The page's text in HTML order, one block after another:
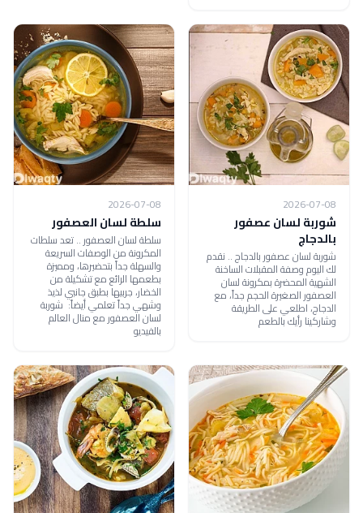
2026-07-08
شوربة لسان عصفور
بالدجاج
شوربة لسان عصفور بالدجاج .. نقدم
لك اليوم وصفة المقبلات الساخنة
الشهية المحضرة بمكرونة لسان
العصفور الصغيرة الحجم جداً، مع
الدجاج، اطلعي على الطريقة
وشاركينا رأيك بالطعم
2026-07-08
سلطة لسان العصفور
سلطة لسان العصفور .. تعد سلطات
المكرونة من الوصفات السريعة
والسهلة جداً بتحضيرها، ومميزة
بطعمها الرائع مع تشكيلة من
الخضار، جربيها بطبق جانبي لذيذ
وشهي جداً تعلمي أيضاً: شوربة
لسان العصفور مع منال العالم
بالفيديو